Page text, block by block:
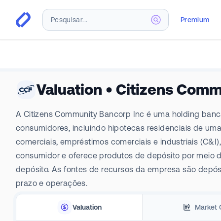
Premium
Valuation • Citizens
A Citizens Community Bancorp Inc é uma holding
consumidores, incluindo hipotecas residenciais de
comerciais, empréstimos comerciais e industriais
consumidor e oferece produtos de depósito por meio
depósito. As fontes de recursos da empresa são
prazo e operações.
Valuation Market